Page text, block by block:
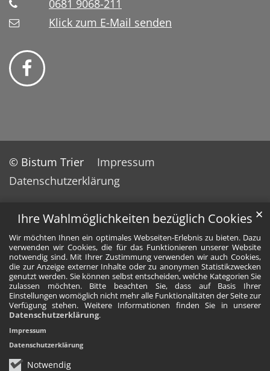
Ihre Wahlmöglichkeiten bezüglich Cookies
Wir möchten Ihnen ein optimales Webseiten-Erlebnis zu bieten. Dazu
verwenden wir Cookies, die für das Funktionieren unserer Website
notwendig sind. Mit Ihrer Zustimmung verwenden wir auch Cookies,
die zur Anzeige externer Inhalte oder zu anonymen Statistikzwecken
genutzt werden. Sie können selbst entscheiden, welche Kategorien Sie
zulassen möchten. Bitte beachten Sie, dass auf Basis Ihrer
Einstellungen womöglich nicht mehr alle Funktionalitäten der Seite zur
Verfügung stehen. Weitere Informationen finden Sie in unserer
Datenschutzerklärung.
Notwendig
✕
Impressum
Datenschutzerklärung
0681 9068-211
Klick zum E-Mail senden
© Bistum Trier
Impressum
Datenschutzerklärung